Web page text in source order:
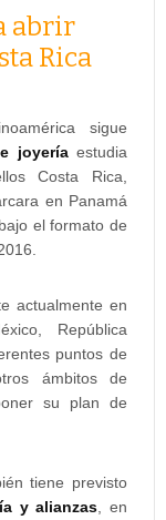
abrir
Rica
sigue
joyeríaestudia
Costa Rica,
en Panamá
el formato de
actualmente en
República
puntos de
ámbitos de
su plan de
tiene previsto
y alianzas , en